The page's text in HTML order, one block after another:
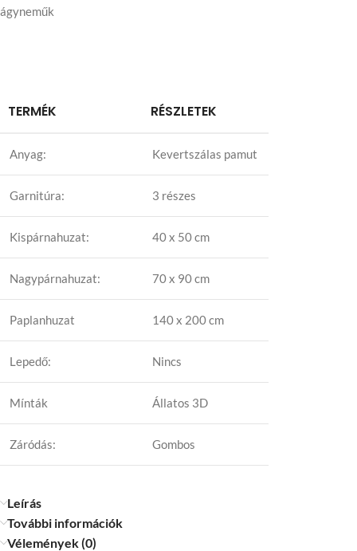
ágyneműk
TERMÉK RÉSZLETEK
Anyag: Kevertszálas pamut
Garnitúra: 3 részes
Kispárnahuzat: 40 x 50 cm
Nagypárnahuzat: 70 x 90 cm
Paplanhuzat 140 x 200 cm
Lepedő: Nincs
Mínták Állatos 3D
Záródás: Gombos
Leírás
További információk
Vélemények (0)